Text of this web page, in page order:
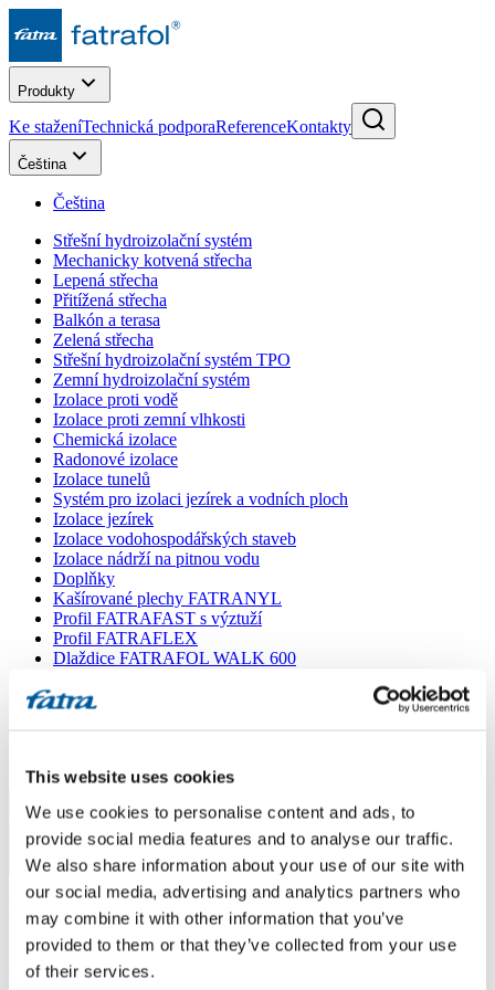
This website uses cookies
We use cookies to personalise content and ads, to
provide social media features and to analyse our traffic.
We also share information about your use of our site with
our social media, advertising and analytics partners who
may combine it with other information that you’ve
provided to them or that they’ve collected from your use
of their services.
Produkty
Ke staženíTechnická podporaReferenceKontakty
Čeština
Čeština
Střešní hydroizolační systém
Mechanicky kotvená střecha
Lepená střecha
Přitížená střecha
Balkón a terasa
Zelená střecha
Střešní hydroizolační systém TPO
Zemní hydroizolační systém
Izolace proti vodě
Izolace proti zemní vlhkosti
Chemická izolace
Radonové izolace
Izolace tunelů
Systém pro izolaci jezírek a vodních ploch
Izolace jezírek
Izolace vodohospodářských staveb
Izolace nádrží na pitnou vodu
Doplňky
Kašírované plechy FATRANYL
Profil FATRAFAST s výztuží
Profil FATRAFLEX
Dlaždice FATRAFOL WALK 600
Ochranná geotextilie
Menu
Menu
Domů /
Poradna /
Přímý kontakt Fatrafol 803S s gumoasfaltem
Přímý kontakt Fatrafol 803S s